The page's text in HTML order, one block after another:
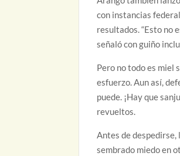
con instancias
resultados. “Esto no
señaló con guiño
Pero no todo es miel
esfuerzo. Aun así,
puede. ¡Hay que
revueltos.
Antes de despedirse,
sembrado miedo en